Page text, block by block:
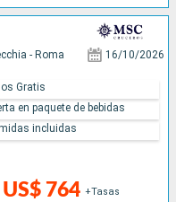
- Roma 16/10/2026
US$ 764 +Tasas
Gratis
en paquete de bebidas
incluidas